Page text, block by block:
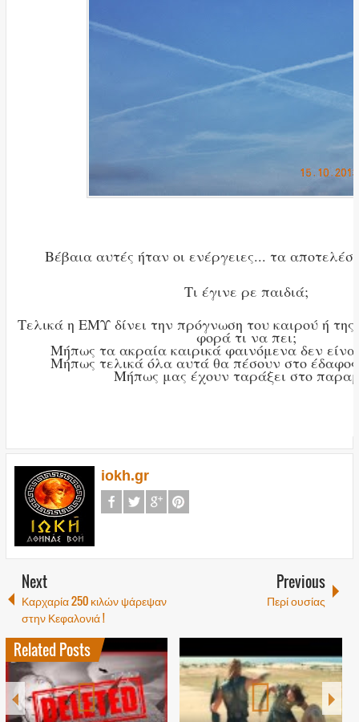
Βέβαια αυτές ήταν οι ενέργειες... τα
Τι έγινε ρε παιδιά;
Τελικά η ΕΜΥ δίνει την πρόγνωση του καιρού ή
φορά τι να πει;
Μήπως τα ακραία καιρικά φαινόμενα δεν
Mήπως τελικά όλα αυτά θα πέσουν στο
Μήπως μας έχουν ταράξει στο
iokh.gr
Next
Καρχαρία 250 κιλών ψάρεψαν
στην Κεφαλονιά !
Previous
Περί ουσίας
Related Posts